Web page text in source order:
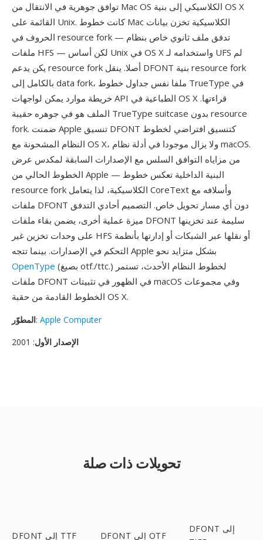
توافق جوهرية في الانتقال من Mac OS الكلاسيكي إلى بنية OS X
القائمة على Unix. كانت خطوط Mac الكلاسيكية تخزن بيانات
الحروف في resource fork — تدفق ملف ثانوي خاص بنظام
ملفات HFS — لكن أساس Unix في OS X واستخدامه لـ UFS لم
يكن يدعم resource fork أصلا. ينقل DFONT بنية resource fork
بالكامل إلى data fork، ملفا نفس جداول خطوط TrueType في
خريطة موارد يمكن لواجهات API الطباعية في OS X قراءتها.
الملف هو في جوهره حقيبة TrueType suitcase بدون resource
fork. ضمنت Apple تنسيق DFONT كتنسيق افتراضي لخطوط
النظام المشحونة مع OS X، ولا يزال موجودا في أدلة نظام macOS.
من مزاياه التوافق السلس مع الإصدارات السابقة لمكدس عرض
الخطوط الحالي من Apple — البنية الداخلية تعكس خطوط
resource fork الكلاسيكية، لذا يتعامل CoreText وأسلافه مع
ملفات DFONT دون أي مسار تحويل خاص. التصميم أحادي التدفق
ميزة عملية أخرى، يضمن بقاء ملفات DFONT سليمة عند تخزينها
على وحدات تخزين غير HFS أو نقلها عبر الشبكات أو إدارتها بأنظمة
التحكم في الإصدارات. بينما تتجه Apple بشكل متزايد نحو
OpenType (بصيغ otf./ttc.) لخطوط النظام الأحدث، تستمر
ملفات DFONT في الظهور في تثبيتات macOS وفي مجموعات
الخطوط القادمة من حقبة OS X.
المطوّر: Apple Computer
الإصدار الأول: 2001
تحويلات ذات صلة
DFONT إلى TTF DFONT إلى OTF
DFONT إلى